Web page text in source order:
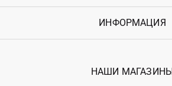
Возврат
Гарантия
Войти
Ostriv Club+
ИНФОРМАЦИЯ
Наши магазини
НАШИ МАГАЗИНЫ